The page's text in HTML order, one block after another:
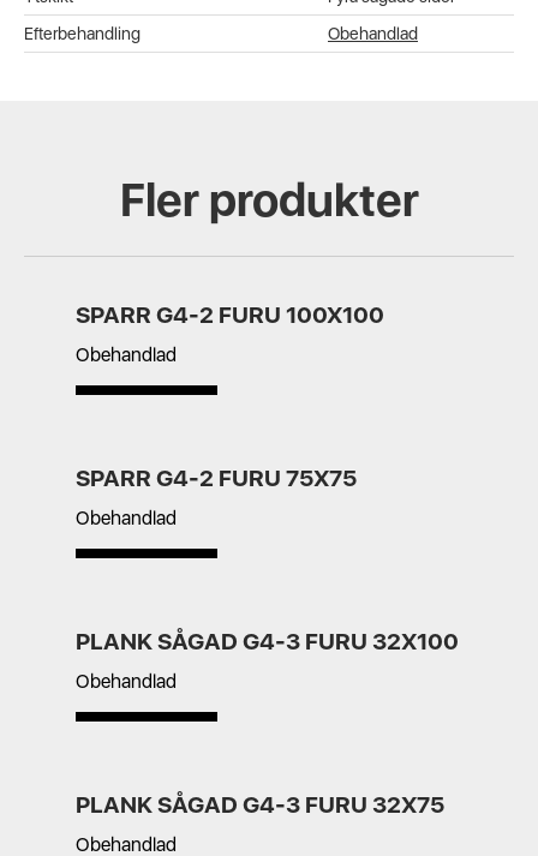
Efterbehandling
Obehandlad
Fler produkter
SPARR G4-2 FURU 100X100
Obehandlad
SPARR G4-2 FURU 75X75
Obehandlad
PLANK SÅGAD G4-3 FURU 32X100
Obehandlad
PLANK SÅGAD G4-3 FURU 32X75
Obehandlad